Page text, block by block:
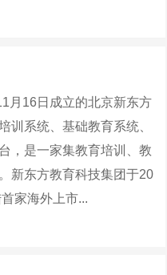
16日成立的北京新东方
训系统、基础教育系统、
，是一家集教育培训、教
新东方教育科技集团于20
家海外上市...